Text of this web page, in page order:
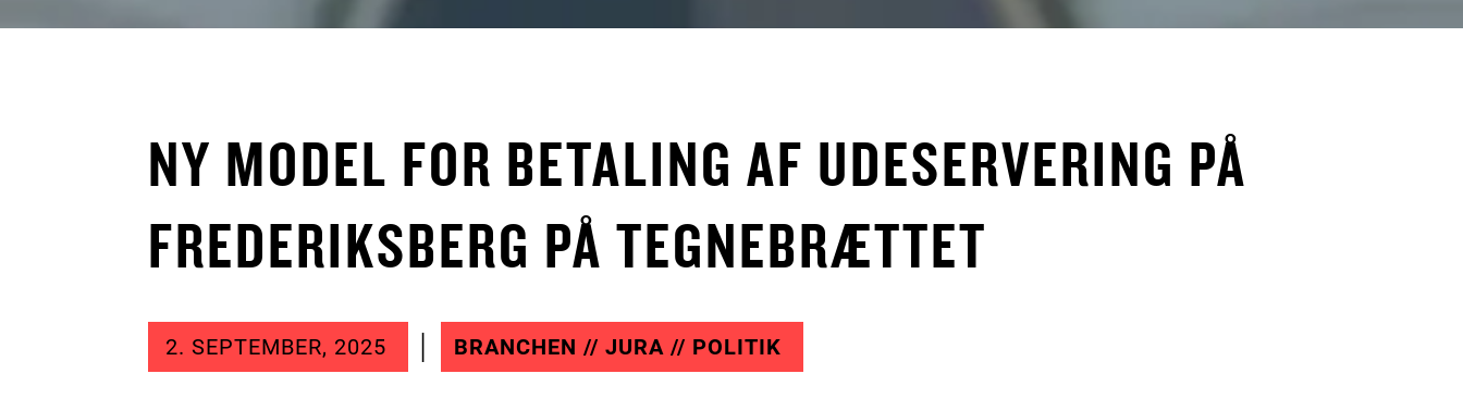
NY MODEL FOR BETALING AF UDESERVERING PÅ
FREDERIKSBERG PÅ TEGNEBRÆTTET
2. SEPTEMBER, 2025 BRANCHEN // JURA // POLITIK